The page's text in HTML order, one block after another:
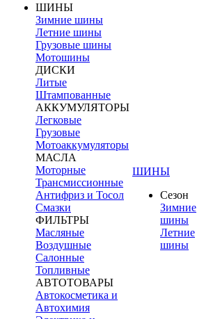
ШИНЫ
Зимние шины
Летние шины
Грузовые шины
Мотошины
ДИСКИ
Литые
Штампованные
АККУМУЛЯТОРЫ
Легковые
Грузовые
Мотоаккумуляторы
МАСЛА
Моторные
Трансмиссионные
Антифриз и Тосол
Смазки
ФИЛЬТРЫ
Масляные
Воздушные
Салонные
Топливные
АВТОТОВАРЫ
Автокосметика и
Автохимия
ШИНЫ
Сезон
Зимние
шины
Летние
шины